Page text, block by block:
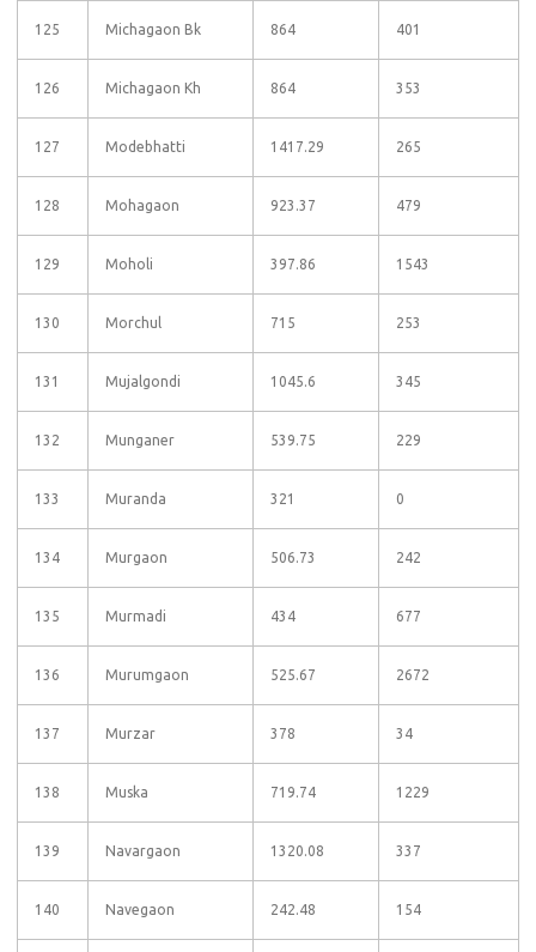
125 Michagaon Bk 864 401
126 Michagaon Kh 864 353
127 Modebhatti 1417.29 265
128 Mohagaon 923.37 479
129 Moholi 397.86 1543
130 Morchul 715 253
131 Mujalgondi 1045.6 345
132 Munganer 539.75 229
133 Muranda 321 0
134 Murgaon 506.73 242
135 Murmadi 434 677
136 Murumgaon 525.67 2672
137 Murzar 378 34
138 Muska 719.74 1229
139 Navargaon 1320.08 337
140 Navegaon 242.48 154